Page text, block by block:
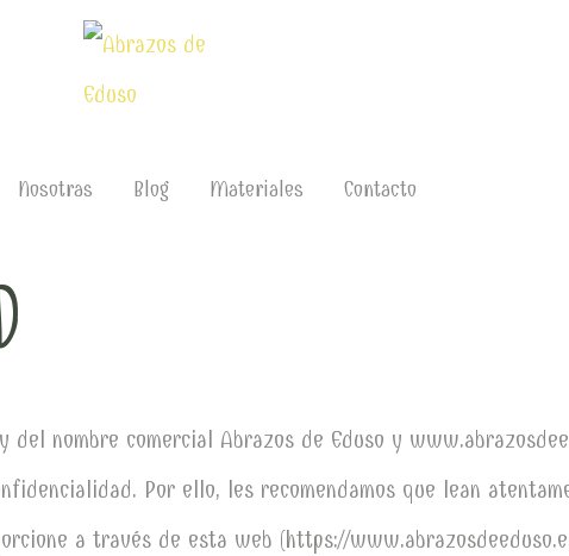
Nosotras Blog Materiales Contacto
nombre comercial Abrazos de Eduso y
Por ello, les recomendamos que lean
a través de esta web (https://